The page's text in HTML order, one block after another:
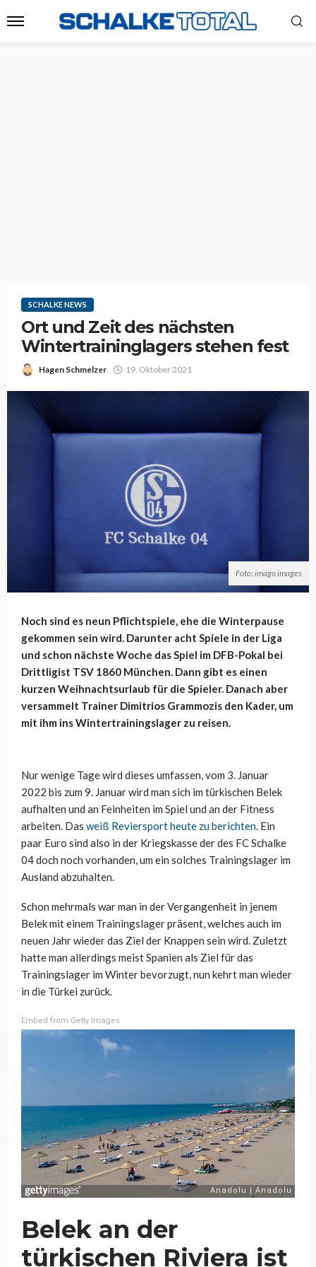
SCHALKE NEWS
Ort und Zeit des nächsten
Wintertraininglagers stehen fest
Hagen Schmelzer 19. Oktober 2021
Foto: imago images
Noch sind es neun Pflichtspiele, ehe die Winterpause
gekommen sein wird. Darunter acht Spiele in der Liga
und schon nächste Woche das Spiel im DFB-Pokal bei
Drittligist TSV 1860 München. Dann gibt es einen
kurzen Weihnachtsurlaub für die Spieler. Danach aber
versammelt Trainer Dimitrios Grammozis den Kader, um
mit ihm ins Wintertrainingslager zu reisen.
Nur wenige Tage wird dieses umfassen, vom 3. Januar
2022 bis zum 9. Januar wird man sich im türkischen Belek
aufhalten und an Feinheiten im Spiel und an der Fitness
arbeiten. Das weiß Reviersport heute zu berichten. Ein
paar Euro sind also in der Kriegskasse der des FC Schalke
04 doch noch vorhanden, um ein solches Trainingslager im
Ausland abzuhalten.
Schon mehrmals war man in der Vergangenheit in jenem
Belek mit einem Trainingslager präsent, welches auch im
neuen Jahr wieder das Ziel der Knappen sein wird. Zuletzt
hatte man allerdings meist Spanien als Ziel für das
Trainingslager im Winter bevorzugt, nun kehrt man wieder
in die Türkei zurück.
Embed from Getty Images
Belek an der
türkischen Riviera ist